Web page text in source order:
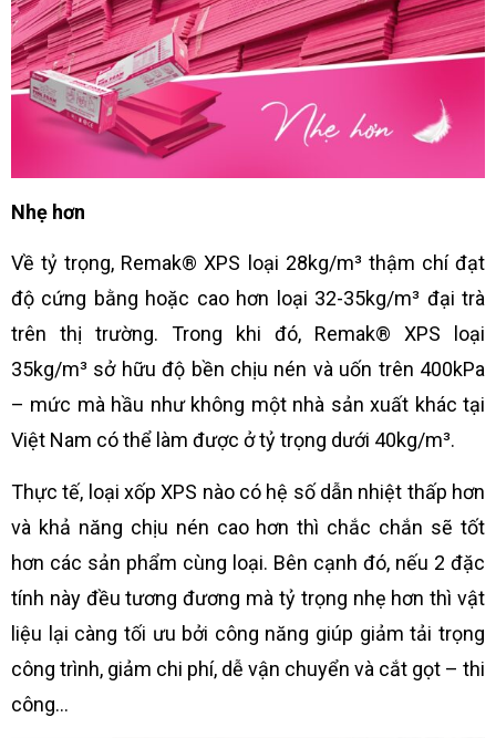
Nhẹ hơn
Về tỷ trọng, Remak® XPS loại 28kg/m³ thậm chí đạt
độ cứng bằng hoặc cao hơn loại 32-35kg/m³ đại trà
trên thị trường. Trong khi đó, Remak® XPS loại
35kg/m³ sở hữu độ bền chịu nén và uốn trên 400kPa
– mức mà hầu như không một nhà sản xuất khác tại
Việt Nam có thể làm được ở tỷ trọng dưới 40kg/m³.
Thực tế, loại xốp XPS nào có hệ số dẫn nhiệt thấp hơn
và khả năng chịu nén cao hơn thì chắc chắn sẽ tốt
hơn các sản phẩm cùng loại. Bên cạnh đó, nếu 2 đặc
tính này đều tương đương mà tỷ trọng nhẹ hơn thì vật
liệu lại càng tối ưu bởi công năng giúp giảm tải trọng
công trình, giảm chi phí, dễ vận chuyển và cắt gọt – thi
công…